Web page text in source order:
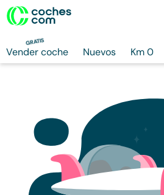
GRATIS
Vender coche Nuevos Km 0